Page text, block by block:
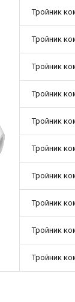
Тройник
Тройник
Тройник
Тройник
Тройник
Тройник
Тройник
Тройник
Тройник
Тройник